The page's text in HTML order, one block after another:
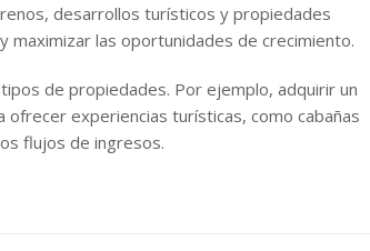
desarrollos turísticos y propiedades
las oportunidades de crecimiento.
de propiedades. Por ejemplo, adquirir un
experiencias turísticas, como cabañas
flujos de ingresos.